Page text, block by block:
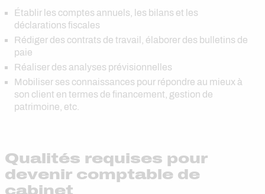
Établir les comptes annuels, les bilans et les
déclarations fiscales
Rédiger des contrats de travail, élaborer des bulletins de
paie
Réaliser des analyses prévisionnelles
Mobiliser ses connaissances pour répondre au mieux à
son client en termes de financement, gestion de
patrimoine, etc.
Qualités requises pour
devenir comptable de
cabinet